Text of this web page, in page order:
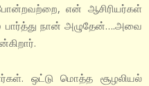
என் ஆசிரியர்கள்
நான் அழுதேன்….அவை
ஒட்டு மொத்த சூழலியல்